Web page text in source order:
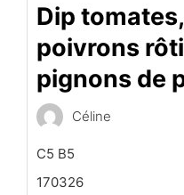
Dip
poivrons
pignons de
Céline
C5 B5
170326